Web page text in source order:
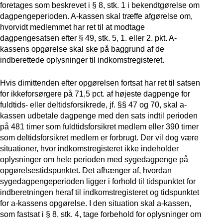
foretages som beskrevet i § 8, stk. 1 i bekendtgørelse om
dagpengeperioden. A-kassen skal træffe afgørelse om,
hvorvidt medlemmet har ret til at modtage
dagpengesatsen efter § 49, stk. 5, 1. eller 2. pkt. A-
kassens opgørelse skal ske på baggrund af de
indberettede oplysninger til indkomstregisteret.
Hvis dimittenden efter opgørelsen fortsat har ret til satsen
for ikkeforsørgere på 71,5 pct. af højeste dagpenge for
fuldtids- eller deltidsforsikrede, jf. §§ 47 og 70, skal a-
kassen udbetale dagpenge med den sats indtil perioden
på 481 timer som fuldtidsforsikret medlem eller 390 timer
som deltidsforsikret medlem er forbrugt. Der vil dog være
situationer, hvor indkomstregisteret ikke indeholder
oplysninger om hele perioden med sygedagpenge på
opgørelsestidspunktet. Det afhænger af, hvordan
sygedagpengeperioden ligger i forhold til tidspunktet for
indberetningen heraf til indkomstregisteret og tidspunktet
for a-kassens opgørelse. I den situation skal a-kassen,
som fastsat i § 8, stk. 4, tage forbehold for oplysninger om